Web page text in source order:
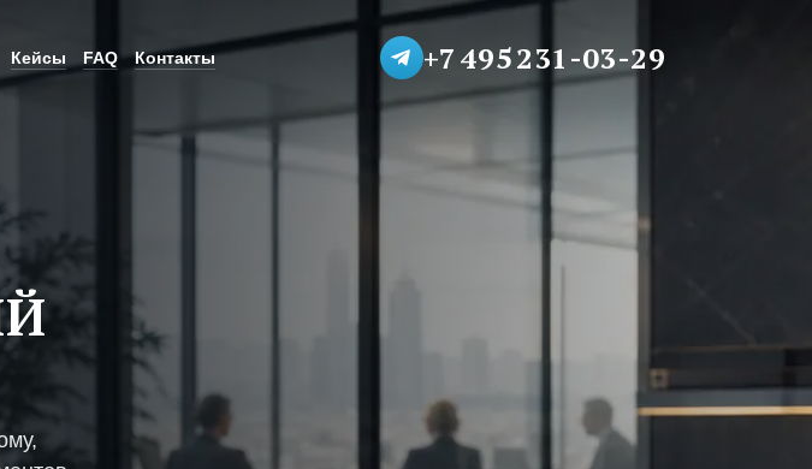
Кейсы FAQ Контакты +7 495 231-03-29